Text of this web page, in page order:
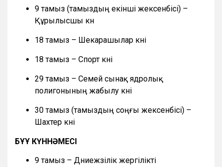
9 тамыз (тамыздың екінші жексенбісі) –
Құрылысшы күн
18 тамыз – Шекарашылар күні
18 тамыз – Спорт күні
29 тамыз – Семей сынақ ядролық
полигонының жабылу күні
30 тамыз (тамыздың соңғы жексенбісі) –
Шахтер күні
БҰҰ КҮННӘМЕСІ
9 тамыз – Дүниежүзілік жергілікті